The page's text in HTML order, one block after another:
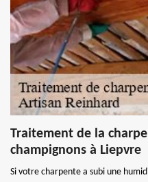
Traitement de la
champignons à Liepvre
Si votre charpente a subi une